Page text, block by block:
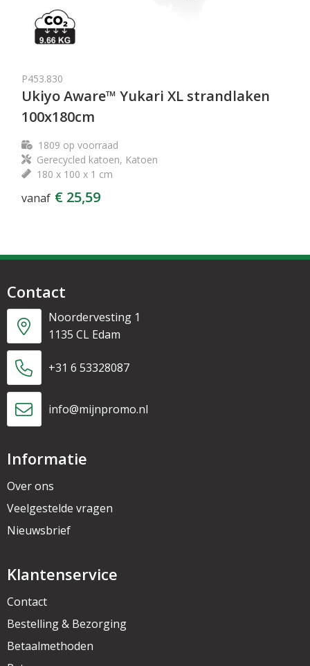
P453.830
Ukiyo Aware™ Yukari XL strandlaken
100x180cm
1809 op voorraad
Gerecycled katoen, Katoen
180 x 100 x 1 cm
vanaf € 25,59
Contact
Noordervesting 1
1135 CL Edam
+31 6 53328087
info@mijnpromo.nl
Informatie
Over ons
Veelgestelde vragen
Nieuwsbrief
Klantenservice
Contact
Bestelling & Bezorging
Betaalmethoden